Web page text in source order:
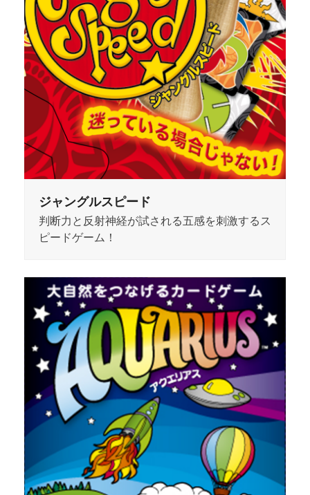
ジャングルスピード
判断力と反射神経が試される五感を刺激するス
ピードゲーム！